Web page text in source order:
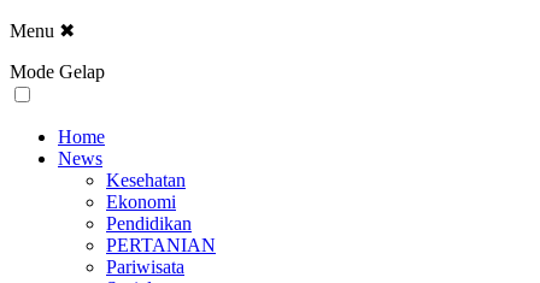
Menu ✖
Mode Gelap
Home
News
Kesehatan
Ekonomi
Pendidikan
PERTANIAN
Pariwisata